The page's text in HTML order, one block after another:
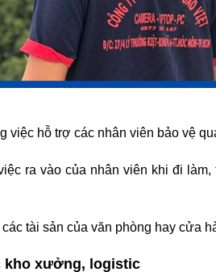
việc hỗ trợ các nhân viên bảo vệ
ra vào của nhân viên khi đi
tài sản của văn phòng hay cửa
kho xưởng, logistic